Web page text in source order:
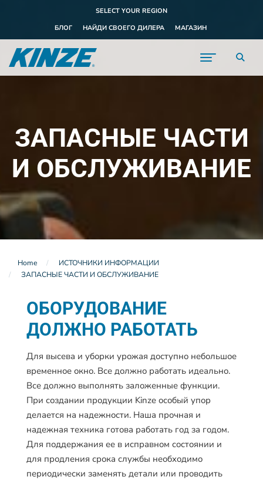
SELECT YOUR REGION
БЛОГ
НАЙДИ СВОЕГО ДИЛЕРА МАГАЗИН
ЗАПАСНЫЕ ЧАСТИ
И ОБСЛУЖИВАНИЕ
Home
ИСТОЧНИКИ ИНФОРМАЦИИ
ЗАПАСНЫЕ ЧАСТИ И ОБСЛУЖИВАНИЕ
ОБОРУДОВАНИЕ
ДОЛЖНО РАБОТАТЬ
Для высева и уборки урожая доступно небольшое
временное окно. Все должно работать идеально.
Все должно выполнять заложенные функции.
При создании продукции Kinze особый упор
делается на надежности. Наша прочная и
надежная техника готова работать год за годом.
Для поддержания ее в исправном состоянии и
для продления срока службы необходимо
периодически заменять детали или проводить